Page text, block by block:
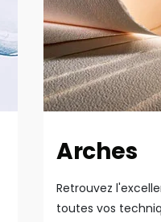
Arches
Retrouvez
toutes vos